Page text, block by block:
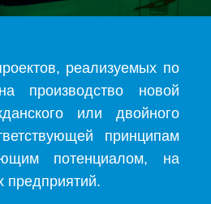
реализуемых по
производство новой
или двойного
принципам
потенциалом, на